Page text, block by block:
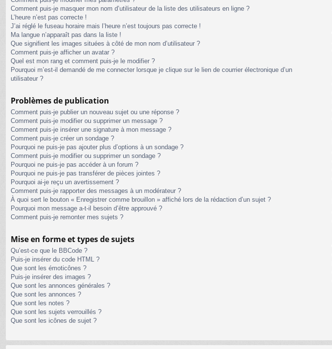
Comment puis-je masquer mon nom d’utilisateur de la liste des utilisateurs en ligne ?
L’heure n’est pas correcte !
J’ai réglé le fuseau horaire mais l’heure n’est toujours pas correcte !
Ma langue n’apparaît pas dans la liste !
Que signifient les images situées à côté de mon nom d’utilisateur ?
Comment puis-je afficher un avatar ?
Quel est mon rang et comment puis-je le modifier ?
Pourquoi m’est-il demandé de me connecter lorsque je clique sur le lien de courrier électronique d’un
utilisateur ?
Problèmes de publication
Comment puis-je publier un nouveau sujet ou une réponse ?
Comment puis-je modifier ou supprimer un message ?
Comment puis-je insérer une signature à mon message ?
Comment puis-je créer un sondage ?
Pourquoi ne puis-je pas ajouter plus d’options à un sondage ?
Comment puis-je modifier ou supprimer un sondage ?
Pourquoi ne puis-je pas accéder à un forum ?
Pourquoi ne puis-je pas transférer de pièces jointes ?
Pourquoi ai-je reçu un avertissement ?
Comment puis-je rapporter des messages à un modérateur ?
À quoi sert le bouton « Enregistrer comme brouillon » affiché lors de la rédaction d’un sujet ?
Pourquoi mon message a-t-il besoin d’être approuvé ?
Comment puis-je remonter mes sujets ?
Mise en forme et types de sujets
Qu’est-ce que le BBCode ?
Puis-je insérer du code HTML ?
Que sont les émoticônes ?
Puis-je insérer des images ?
Que sont les annonces générales ?
Que sont les annonces ?
Que sont les notes ?
Que sont les sujets verrouillés ?
Que sont les icônes de sujet ?